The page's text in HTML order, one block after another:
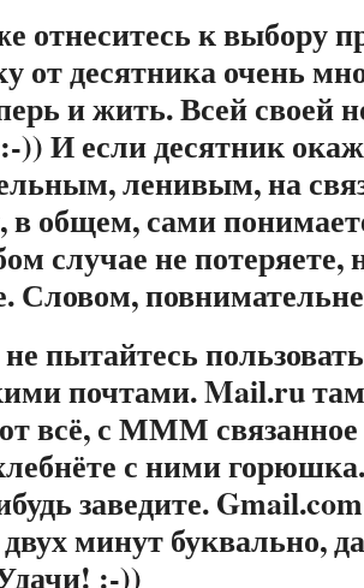
отнеситесь к выбору
от десятника очень
и жить. Всей своей
)) И если десятник
ленивым, на
общем, сами
случае не потеряете,
Словом,
не пытайтесь
почтами. Mail.ru
всё, с МММ
с ними
заведите.
минут буквально,
:-))